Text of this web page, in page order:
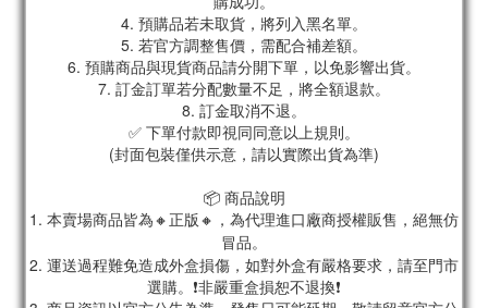
4. 預購品若未取貨，將列入黑名單。
5. 若官方調整售價，需配合補差額。
6. 預購商品與現貨商品請分開下單，以免影響出貨。
7. 訂金訂單若分配數量不足，將全額退款。
8. 訂金取消不退。
✅ 下單付款即視同同意以上規則。
(封面包裝僅供示意，請以實際出貨為準)
📦 商品說明
1. 本賣場商品皆為🔸正版🔸，為代理進口廠商授權販售，絕無仿
冒品。
2. 運送過程難免造成外盒損傷，如對外盒有嚴格要求，請至門市
選購。❗非嚴重盒損恕不退換❗